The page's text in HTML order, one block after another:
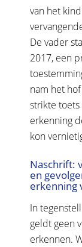
van het
De vader
2017, een
nam het
strikte
erkenning
kon
Naschrift:
en
erkenning
In
geldt geen
erkennen.